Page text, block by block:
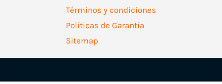
Términos y condiciones
Políticas de Garantía
Sitemap